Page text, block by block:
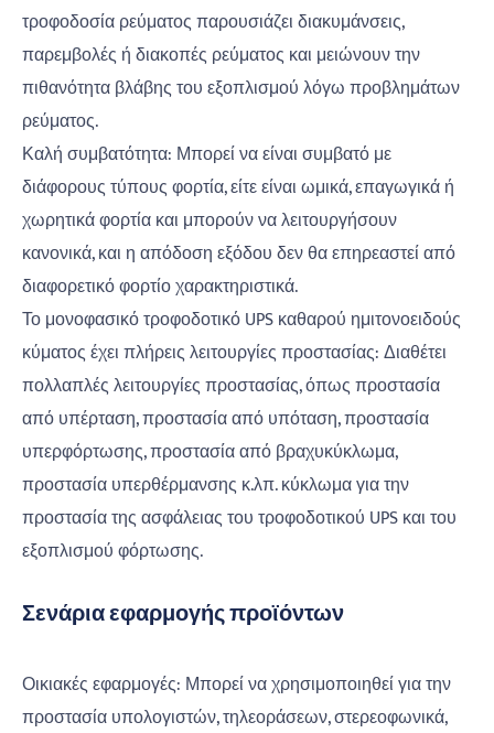
τροφοδοσία ρεύματος παρουσιάζει διακυμάνσεις,
παρεμβολές ή διακοπές ρεύματος και μειώνουν την
πιθανότητα βλάβης του εξοπλισμού λόγω προβλημάτων
ρεύματος.
Καλή συμβατότητα: Μπορεί να είναι συμβατό με
διάφορους τύπους φορτία, είτε είναι ωμικά, επαγωγικά ή
χωρητικά φορτία και μπορούν να λειτουργήσουν
κανονικά, και η απόδοση εξόδου δεν θα επηρεαστεί από
διαφορετικό φορτίο χαρακτηριστικά.
Το μονοφασικό τροφοδοτικό UPS καθαρού ημιτονοειδούς
κύματος έχει πλήρεις λειτουργίες προστασίας: Διαθέτει
πολλαπλές λειτουργίες προστασίας, όπως προστασία
από υπέρταση, προστασία από υπόταση, προστασία
υπερφόρτωσης, προστασία από βραχυκύκλωμα,
προστασία υπερθέρμανσης κ.λπ. κύκλωμα για την
προστασία της ασφάλειας του τροφοδοτικού UPS και του
εξοπλισμού φόρτωσης.
Σενάρια εφαρμογής προϊόντων
Οικιακές εφαρμογές: Μπορεί να χρησιμοποιηθεί για την
προστασία υπολογιστών, τηλεοράσεων, στερεοφωνικά,